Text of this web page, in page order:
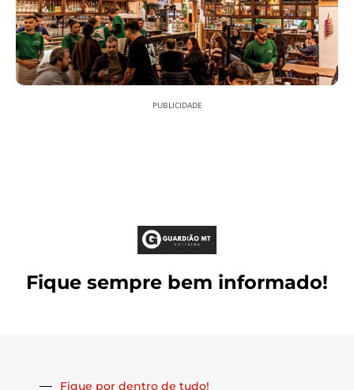
PUBLICIDADE
Fique sempre bem informado!
Fique por dentro de tudo!